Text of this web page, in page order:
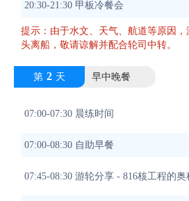
20:30-21:30 甲板冷餐会
提示：由于水文、天气、航道等原因
头离船，敬请谅解并配合轮司中转。
第 2 天 早中晚餐
07:00-07:30 晨练时间
07:00-08:30 自助早餐
07:45-08:30 游轮分享 - 816核工程的奥